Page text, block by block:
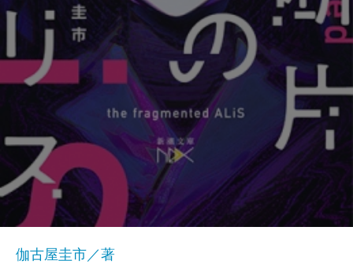
伽古屋圭市／著